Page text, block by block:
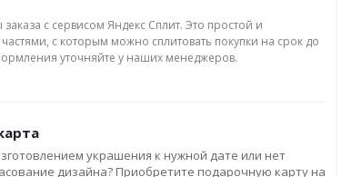
с сервисом Яндекс Сплит. Это простой и
с которым можно сплитовать покупки на срок до
уточняйте у наших менеджеров.
украшения к нужной дате или нет
дизайна? Приобретите подарочную карту на